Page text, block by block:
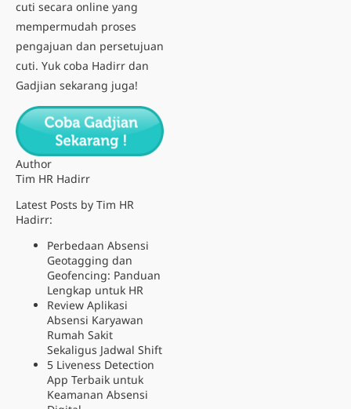
cuti secara online yang
mempermudah proses
pengajuan dan persetujuan
cuti. Yuk coba Hadirr dan
Gadjian sekarang juga!
Author
Tim HR Hadirr
Latest Posts by Tim HR
Hadirr:
Perbedaan Absensi
Geotagging dan
Geofencing: Panduan
Lengkap untuk HR
Review Aplikasi
Absensi Karyawan
Rumah Sakit
Sekaligus Jadwal Shift
5 Liveness Detection
App Terbaik untuk
Keamanan Absensi